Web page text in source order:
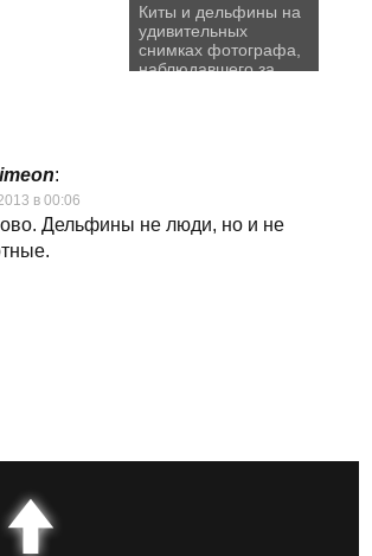
Киты и дельфины на
удивительных
снимках фотографа,
наблюдавшего за
:
в 00:06
Дельфины не люди, но и не